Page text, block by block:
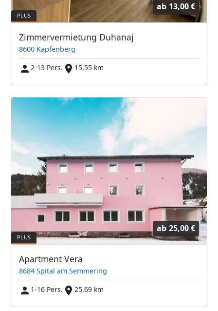
ab 13,00 €
Zimmervermietung Duhanaj
8600 Kapfenberg
2-13 Pers.
15,55 km
ab 25,00 €
Apartment Vera
8684 Spital am Semmering
1-16 Pers.
25,69 km